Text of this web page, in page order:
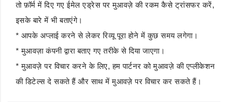
तो फ़ॉर्म में दिए गए ईमेल एड्रेस पर मुआवज़े की रकम कैसे ट्रांसफर करें,
इसके बारे में भी बताएंगे।
* आपके अप्लाई करने से लेकर रिव्यू पूरा होने में कुछ समय लगेगा।
* मुआवज़ा कंपनी द्वारा बताए गए तरीके से दिया जाएगा।
* मुआवज़े पर विचार करने के लिए, हम पार्टनर को मुआवज़े की एप्लीकेशन
की डिटेल्स दे सकते हैं और साथ में मुआवज़े पर विचार कर सकते हैं।